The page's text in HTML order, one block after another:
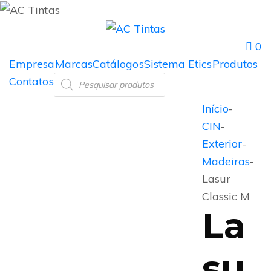
0
EmpresaMarcasCatálogosSistema EticsProdutos
Contatos
Início-
CIN-
Exterior-
Madeiras-
Lasur
Classic M
La